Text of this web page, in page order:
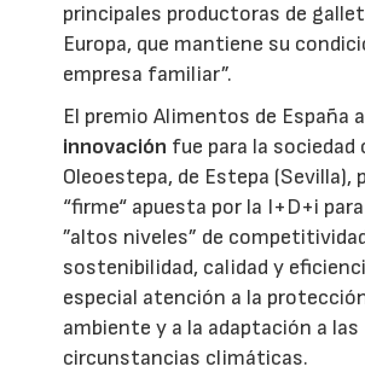
principales productoras de
Europa, que mantiene su
empresa familiar”.
El premio Alimentos de España
innovación fue para la sociedad
Oleoestepa, de Estepa (Sevilla),
“firme“ apuesta por la I+D+i
”altos niveles” de
sostenibilidad, calidad y
especial atención a la
ambiente y a la adaptación a las
circunstancias climáticas.